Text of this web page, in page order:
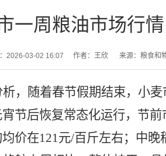
一周粮油市场行
2026-03-02 16:07 作者：王欣 来源：粮食和
，随着春节假期结束，小
节后恢复常态化运行，节
价在121元/百斤左右；中晚